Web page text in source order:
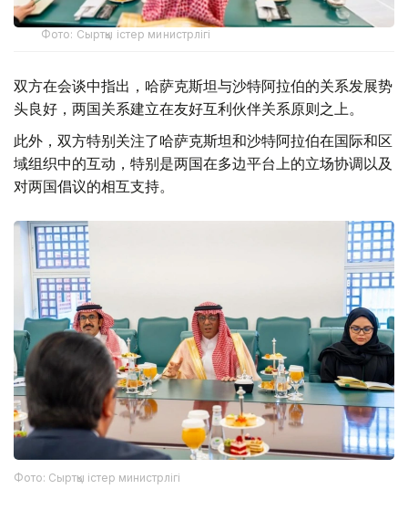
Фото: Сыртқы істер министрлігі
双方在会谈中指出，哈萨克斯坦与沙特阿拉伯的关系发展势
头良好，两国关系建立在友好互利伙伴关系原则之上。
此外，双方特别关注了哈萨克斯坦和沙特阿拉伯在国际和区
域组织中的互动，特别是两国在多边平台上的立场协调以及
对两国倡议的相互支持。
Фото: Сыртқы істер министрлігі